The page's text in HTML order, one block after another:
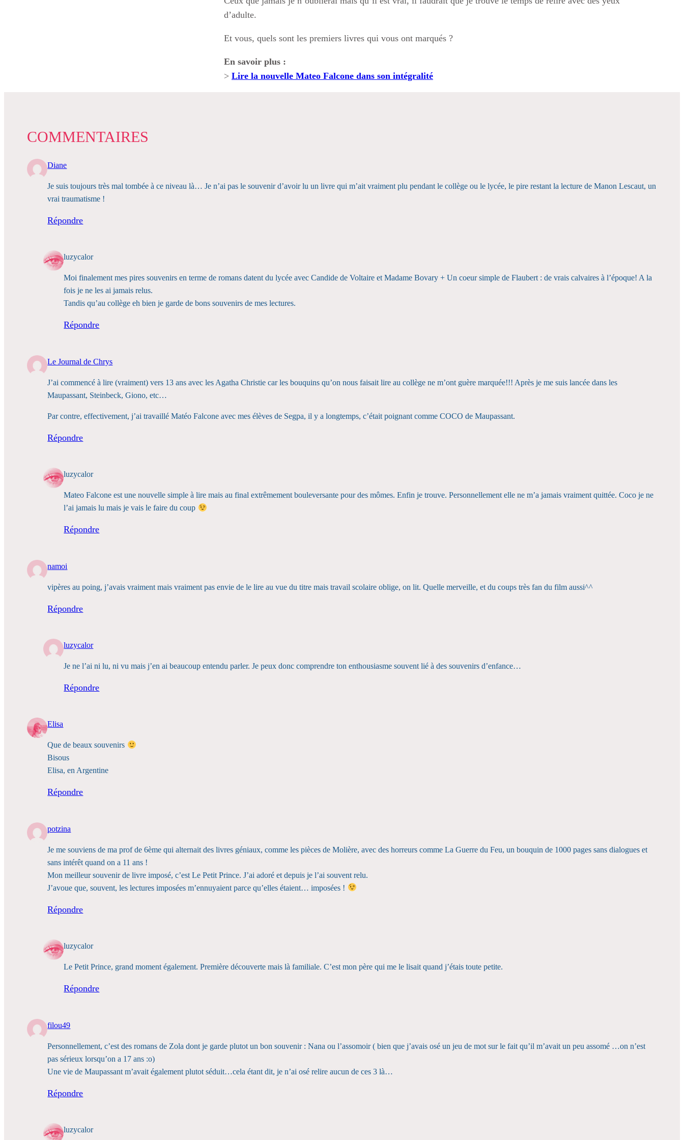
d’adulte.
Et vous, quels sont les premiers livres qui vous ont marqués ?
En savoir plus :
> Lire la nouvelle Mateo Falcone dans son intégralité
COMMENTAIRES
Diane
Je suis toujours très mal tombée à ce niveau là… Je n’ai pas le souvenir d’avoir lu un livre qui m’ait vraiment plu pendant le collège ou le lycée, le pire restant la lecture de Manon Lescaut, un
vrai traumatisme !
Répondre
luzycalor
Moi finalement mes pires souvenirs en terme de romans datent du lycée avec Candide de Voltaire et Madame Bovary + Un coeur simple de Flaubert : de vrais calvaires à l’époque! A la
fois je ne les ai jamais relus.
Tandis qu’au collège eh bien je garde de bons souvenirs de mes lectures.
Répondre
Le Journal de Chrys
J’ai commencé à lire (vraiment) vers 13 ans avec les Agatha Christie car les bouquins qu’on nous faisait lire au collège ne m’ont guère marquée!!! Après je me suis lancée dans les
Maupassant, Steinbeck, Giono, etc…
Par contre, effectivement, j’ai travaillé Matéo Falcone avec mes élèves de Segpa, il y a longtemps, c’était poignant comme COCO de Maupassant.
Répondre
luzycalor
Mateo Falcone est une nouvelle simple à lire mais au final extrêmement bouleversante pour des mômes. Enfin je trouve. Personnellement elle ne m’a jamais vraiment quittée. Coco je ne
l’ai jamais lu mais je vais le faire du coup
Répondre
namoi
vipères au poing, j’avais vraiment mais vraiment pas envie de le lire au vue du titre mais travail scolaire oblige, on lit. Quelle merveille, et du coups très fan du film aussi^^
Répondre
luzycalor
Je ne l’ai ni lu, ni vu mais j’en ai beaucoup entendu parler. Je peux donc comprendre ton enthousiasme souvent lié à des souvenirs d’enfance…
Répondre
Elisa
Que de beaux souvenirs
Bisous
Elisa, en Argentine
Répondre
potzina
Je me souviens de ma prof de 6ème qui alternait des livres géniaux, comme les pièces de Molière, avec des horreurs comme La Guerre du Feu, un bouquin de 1000 pages sans dialogues et
sans intérêt quand on a 11 ans !
Mon meilleur souvenir de livre imposé, c’est Le Petit Prince. J’ai adoré et depuis je l’ai souvent relu.
J’avoue que, souvent, les lectures imposées m’ennuyaient parce qu’elles étaient… imposées !
Répondre
luzycalor
Le Petit Prince, grand moment également. Première découverte mais là familiale. C’est mon père qui me le lisait quand j’étais toute petite.
Répondre
filou49
Personnellement, c’est des romans de Zola dont je garde plutot un bon souvenir : Nana ou l’assomoir ( bien que j’avais osé un jeu de mot sur le fait qu’il m’avait un peu assomé …on n’est
pas sérieux lorsqu’on a 17 ans :o)
Une vie de Maupassant m’avait également plutot séduit…cela étant dit, je n’ai osé relire aucun de ces 3 là…
Répondre
luzycalor